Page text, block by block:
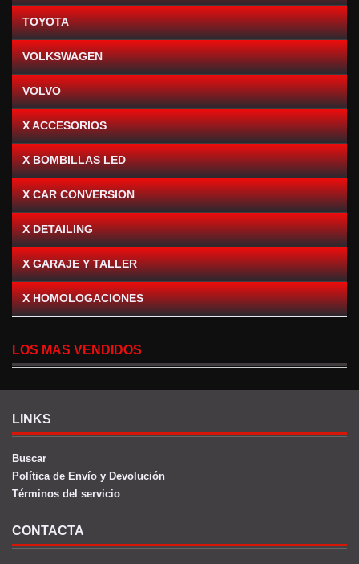
TOYOTA
VOLKSWAGEN
VOLVO
X ACCESORIOS
X BOMBILLAS LED
X CAR CONVERSION
X DETAILING
X GARAJE Y TALLER
X HOMOLOGACIONES
LOS MAS VENDIDOS
LINKS
Buscar
Política de Envío y Devolución
Términos del servicio
CONTACTA